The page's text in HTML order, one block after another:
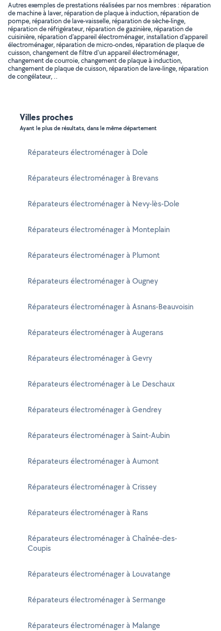
Autres exemples de prestations réalisées par nos membres : réparation
de machine à laver, réparation de plaque à induction, réparation de
pompe, réparation de lave-vaisselle, réparation de sèche-linge,
réparation de réfrigérateur, réparation de gazinière, réparation de
cuisinière, réparation d'appareil électroménager, installation d'appareil
électroménager, réparation de micro-ondes, réparation de plaque de
cuisson, changement de filtre d'un appareil électroménager,
changement de courroie, changement de plaque à induction,
changement de plaque de cuisson, réparation de lave-linge, réparation
de congélateur, ..
Villes proches
Ayant le plus de résultats, dans le même département
Réparateurs électroménager à Dole
Réparateurs électroménager à Brevans
Réparateurs électroménager à Nevy-lès-Dole
Réparateurs électroménager à Monteplain
Réparateurs électroménager à Plumont
Réparateurs électroménager à Ougney
Réparateurs électroménager à Asnans-Beauvoisin
Réparateurs électroménager à Augerans
Réparateurs électroménager à Gevry
Réparateurs électroménager à Le Deschaux
Réparateurs électroménager à Gendrey
Réparateurs électroménager à Saint-Aubin
Réparateurs électroménager à Aumont
Réparateurs électroménager à Crissey
Réparateurs électroménager à Rans
Réparateurs électroménager à Chaînée-des-
Coupis
Réparateurs électroménager à Louvatange
Réparateurs électroménager à Sermange
Réparateurs électroménager à Malange